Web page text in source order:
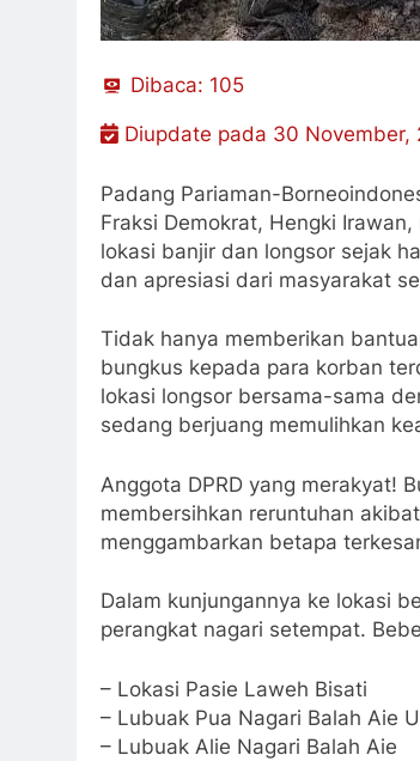
Dibaca: 105
Diupdate pada 30 November,
Padang Pariaman-
Fraksi Demokrat, Hengki
lokasi banjir dan longsor sejak
dan apresiasi dari masyarakat
Tidak hanya memberikan
bungkus kepada para korban
lokasi longsor bersama-sama
sedang berjuang memulihkan
Anggota DPRD yang merakyat!
membersihkan reruntuhan
menggambarkan betapa
Dalam kunjungannya ke lokasi
perangkat nagari setempat.
– Lokasi Pasie Laweh Bisati
– Lubuak Pua Nagari Balah Aie
– Lubuak Alie Nagari Balah Aie